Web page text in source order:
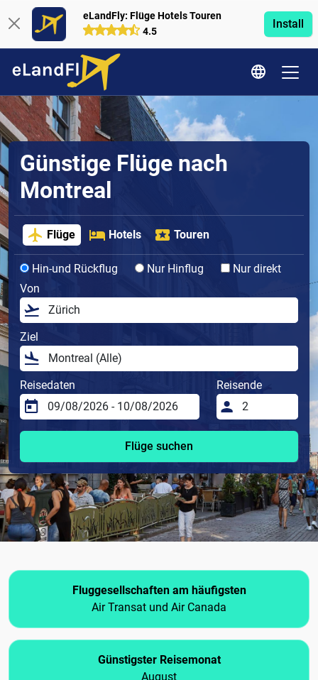
eLandFly: Flüge Hotels Touren
4.5
Install
Günstige Flüge nach
Montreal
Flüge Hotels Touren
Hin-und Rückflug Nur Hinflug
Nur direkt
Von
Ziel
Reisedaten Reisende
Flüge suchen
Fluggesellschaften am häufigsten
Air Transat und Air Canada
Günstigster Reisemonat
August